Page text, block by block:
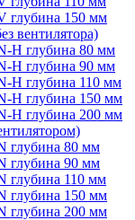
глубина 150 мм
вентилятора)
H глубина 80 мм
H глубина 90 мм
H глубина 110 мм
H глубина 150 мм
H глубина 200 мм
глубина 80 мм
глубина 90 мм
глубина 110 мм
глубина 150 мм
глубина 200 мм